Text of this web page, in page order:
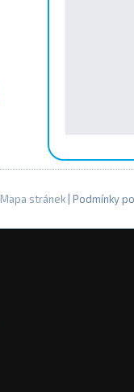
Mapa stránek | Podmínky